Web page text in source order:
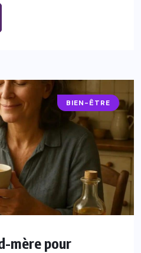
BIEN-ÊTRE
mère pour